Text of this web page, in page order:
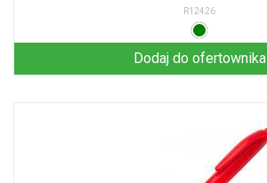
R12426
Dodaj do ofertownika